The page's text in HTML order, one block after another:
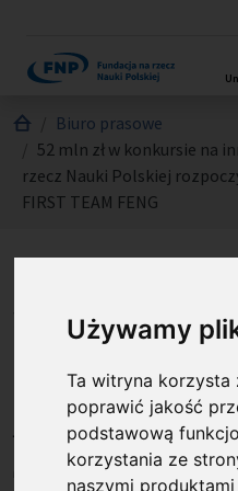
Używamy
Ta witryna
poprawić jakość
podstawową
korzystania ze
naszymi
Jesteś tutaj:
Biuro prasowe
52 mln zł w konkursie na
rzecz Nauki Polskiej
FIRST TEAM FENG
Fundacja na
Polskiej
wniosków w